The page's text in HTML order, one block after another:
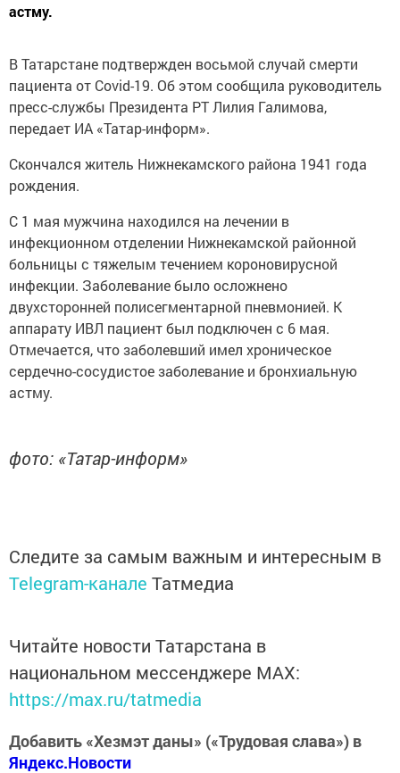
астму.
В Татарстане подтвержден восьмой случай смерти
пациента от Covid-19. Об этом сообщила руководитель
пресс-службы Президента РТ Лилия Галимова,
передает ИА «Татар-информ».
Скончался житель Нижнекамского района 1941 года
рождения.
С 1 мая мужчина находился на лечении в
инфекционном отделении Нижнекамской районной
больницы с тяжелым течением короновирусной
инфекции. Заболевание было осложнено
двухсторонней полисегментарной пневмонией. К
аппарату ИВЛ пациент был подключен с 6 мая.
Отмечается, что заболевший имел хроническое
сердечно-сосудистое заболевание и бронхиальную
астму.
фото: «Татар-информ»
Следите за самым важным и интересным в
Telegram-канале Татмедиа
Читайте новости Татарстана в
национальном мессенджере MАХ:
https://max.ru/tatmedia
Добавить «Хезмэт даны» («Трудовая слава») в
Яндекс.Новости